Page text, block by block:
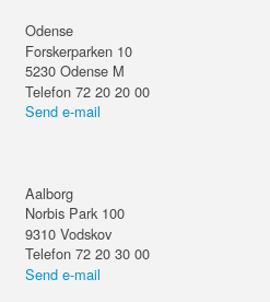
Odense
Forskerparken 10
5230 Odense M
Telefon 72 20 20 00
Send e-mail
Aalborg
Norbis Park 100
9310 Vodskov
Telefon 72 20 30 00
Send e-mail